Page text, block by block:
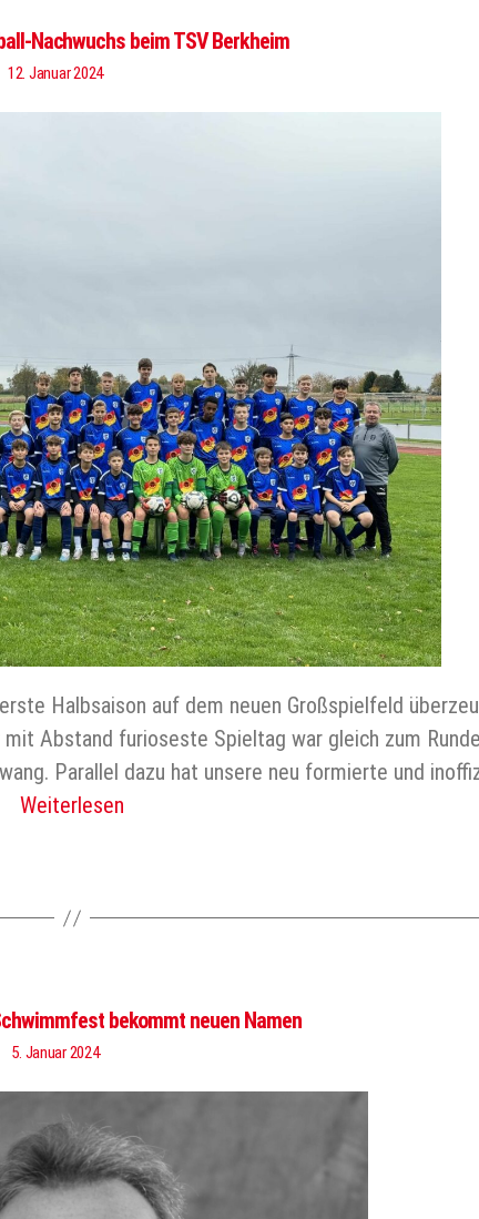
Nachwuchs beim TSV Berkheim
12. Januar 2024
Halbsaison auf dem neuen Großspielfeld
Abstand furioseste Spieltag war gleich zum
Parallel dazu hat unsere neu formierte und
Weiterlesen
bekommt neuen Namen
5. Januar 2024